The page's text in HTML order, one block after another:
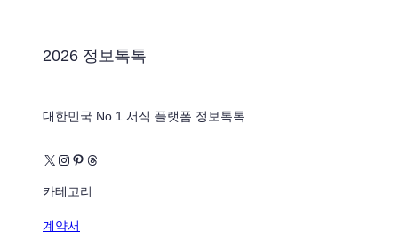
2026 정보톡톡
대한민국 No.1 서식 플랫폼 정보톡톡
X Instagram Pinterest Threads
카테고리
계약서